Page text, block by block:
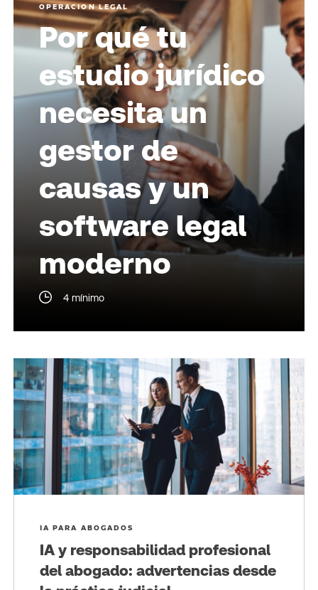
OPERACION LEGAL
Por qué tu
estudio jurídico
necesita un
gestor de
causas y un
software legal
moderno
4 mínimo
IA PARA ABOGADOS
IA y responsabilidad profesional
del abogado: advertencias desde